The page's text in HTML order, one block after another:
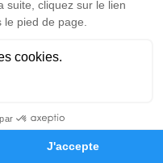
Hommages
Je rends hommage
10h00
Grignion de